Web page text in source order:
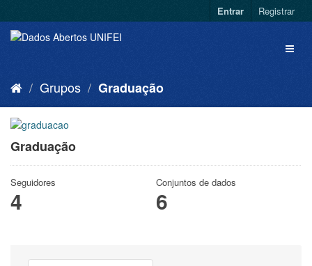
Entrar Registrar
Grupos Graduação
Graduação
Seguidores
4
Conjuntos de dados
6